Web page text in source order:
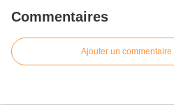
Commentaires
Ajouter un commentaire